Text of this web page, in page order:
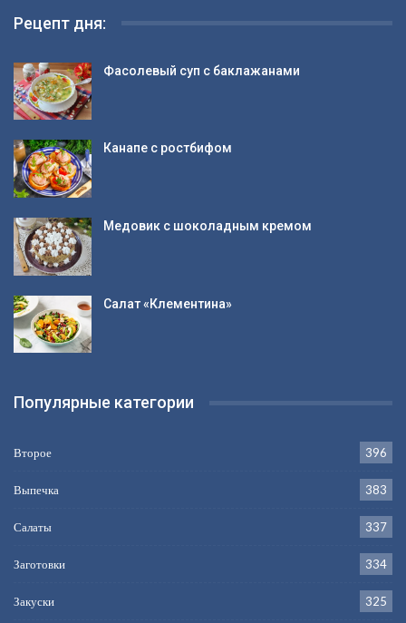
Рецепт дня:
Фасолевый суп с баклажанами
Канапе с ростбифом
Медовик с шоколадным кремом
Салат «Клементина»
Популярные категории
Второе 396
Выпечка 383
Салаты 337
Заготовки 334
Закуски 325